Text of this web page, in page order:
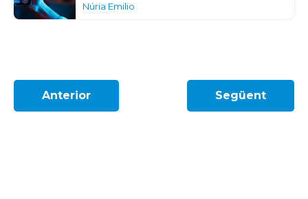
Núria Emilio
Anterior Següent